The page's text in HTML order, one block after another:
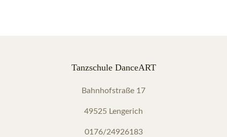
Tanzschule DanceART
Bahnhofstraße 17
49525 Lengerich
0176/24926183